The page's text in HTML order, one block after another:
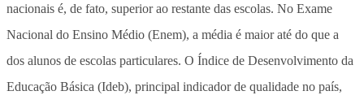
nacionais é, de fato, superior ao restante das escolas. No Exame
Nacional do Ensino Médio (Enem), a média é maior até do que a
dos alunos de escolas particulares. O Índice de Desenvolvimento da
Educação Básica (Ideb), principal indicador de qualidade no país,